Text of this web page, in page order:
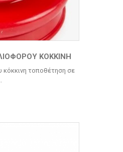
ΚΌΚΚΙΝΗ
τοποθέτηση σε